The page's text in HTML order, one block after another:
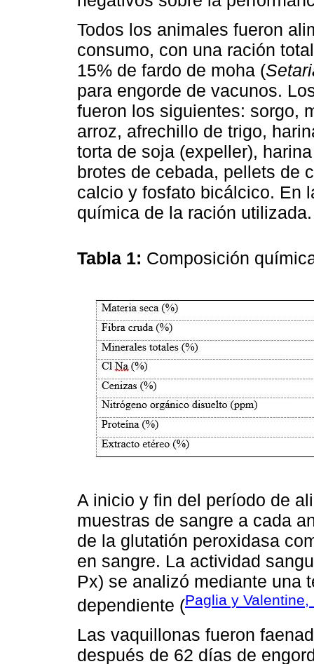
Todos los animales fueron
consumo, con una ración
15% de fardo de moha (
para engorde de vacunos.
fueron los siguientes: sorgo,
arroz, afrechillo de trigo,
torta de soja (expeller),
brotes de cebada, pellets de
calcio y fosfato bicálcico. En
química de la ración utilizada.
Tabla 1: Composición
A inicio y fin del período de
muestras de sangre a cada
de la glutatión peroxidasa
en sangre. La actividad
Px) se analizó mediante una
dependiente (Paglia y Valentine,
Las vaquillonas fueron
después de 62 días de